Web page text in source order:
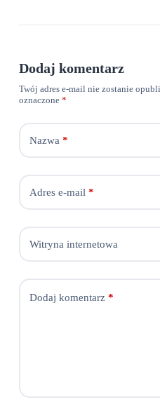
Dodaj komentarz
Twój adres e-mail nie zostanie
oznaczone *
Nazwa *
Adres e-mail *
Witryna internetowa
Dodaj komentarz*